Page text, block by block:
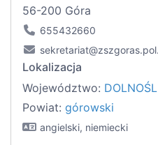
56-200 Góra
655432660
Lokalizacja
Województwo:
Powiat: górowski
angielski, niemiecki